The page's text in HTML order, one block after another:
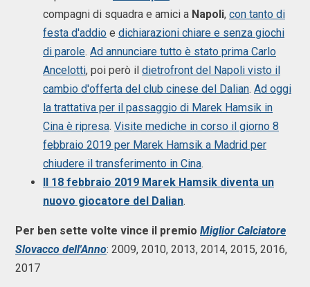
compagni di squadra e amici a Napoli, con tanto di
festa d'addio e dichiarazioni chiare e senza giochi
di parole. Ad annunciare tutto è stato prima Carlo
Ancelotti, poi però il dietrofront del Napoli visto il
cambio d'offerta del club cinese del Dalian. Ad oggi
la trattativa per il passaggio di Marek Hamsik in
Cina è ripresa. Visite mediche in corso il giorno 8
febbraio 2019 per Marek Hamsik a Madrid per
chiudere il transferimento in Cina.
Il 18 febbraio 2019 Marek Hamsik diventa un
nuovo giocatore del Dalian.
Per ben sette volte vince il premio Miglior Calciatore
Slovacco dell'Anno: 2009, 2010, 2013, 2014, 2015, 2016,
2017